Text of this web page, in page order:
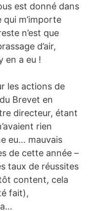
est donné dans
qui m’importe
n’est que
d’air,
en a eu !
les actions de
Brevet en
directeur, étant
rien
eu… mauvais
de cette année –
taux de réussites
content, cela
fait),